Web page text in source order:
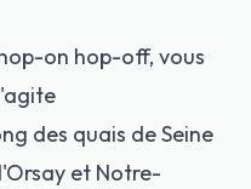
on hop-off, vous
des quais de Seine
et Notre-